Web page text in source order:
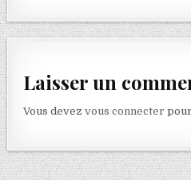
Laisser un
Vous devezvous connecter